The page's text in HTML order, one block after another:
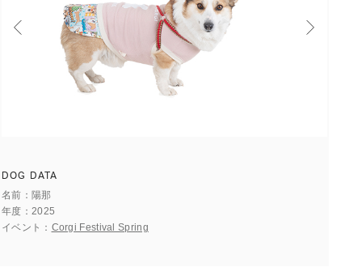
次へ
DOG DATA
名前
陽那
年度
2025
イベント
Corgi Festival Spring